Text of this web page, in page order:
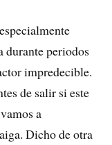
durante periodos
impredecible.
de salir si este
a
Dicho de otra